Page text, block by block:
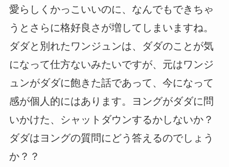
愛らしくかっこいいのに、なんでもできちゃ
うとさらに格好良さが増してしまいますね。
ダダと別れたワンジュンは、ダダのことが気
になって仕方ないみたいですが、元はワンジ
ュンがダダに飽きた話であって、今になって
感が個人的にはあります。ヨングがダダに問
いかけた、シャットダウンするかしないか？
ダダはヨングの質問にどう答えるのでしょう
か？？